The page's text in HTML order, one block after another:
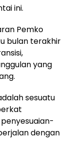
ini.
Pemko
bulan terakhir
yang
sesuatu
dengan